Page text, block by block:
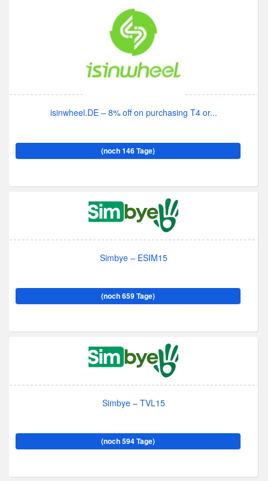
isinwheel.DE – 8% off on purchasing T4 or...
(noch 146 Tage)
Simbye – ESIM15
(noch 659 Tage)
Simbye – TVL15
(noch 594 Tage)